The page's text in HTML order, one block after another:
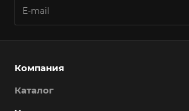
Компания
Каталог